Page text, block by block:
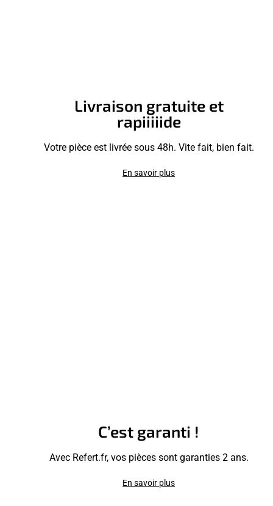
Livraison gratuite et
rapiiiiide
Votre pièce est livrée sous 48h. Vite fait, bien fait.
En savoir plus
C’est garanti !
Avec Refert.fr, vos pièces sont garanties 2 ans.
En savoir plus